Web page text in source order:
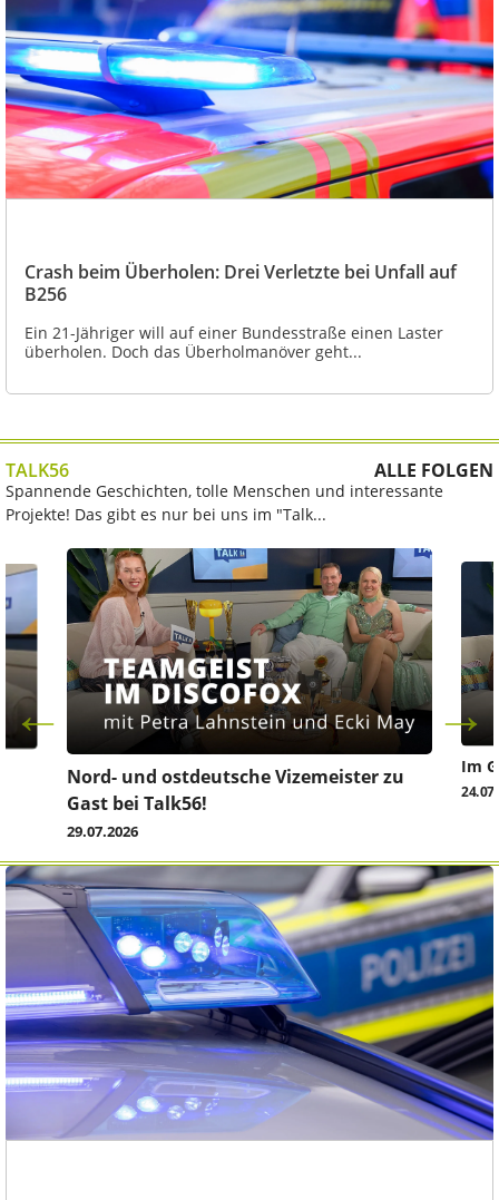
Crash beim Überholen: Drei Verletzte bei Unfall auf
B256
Ein 21-Jähriger will auf einer Bundesstraße einen Laster
überholen. Doch das Überholmanöver geht...
TALK56 ALLE FOLGEN
Spannende Geschichten, tolle Menschen und interessante
Projekte! Das gibt es nur bei uns im "Talk...
Nord- und ostdeutsche Vizemeister zu
Gast bei Talk56!
29.07.2026
Im